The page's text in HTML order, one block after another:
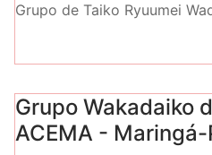
Grupo de Taiko Ryuumei
Grupo Wakadaiko
ACEMA - Maringá-